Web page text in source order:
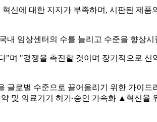
신에 대한 지지가 부족하며, 시판된 제
임상센터의 수를 늘리고 수준을 향상
며 "경쟁을 촉진할 것이며 장기적으로
글로벌 수준으로 끌어올리기 위한 가이
및 의료기기 허가∙승인 가속화 ▲혁신